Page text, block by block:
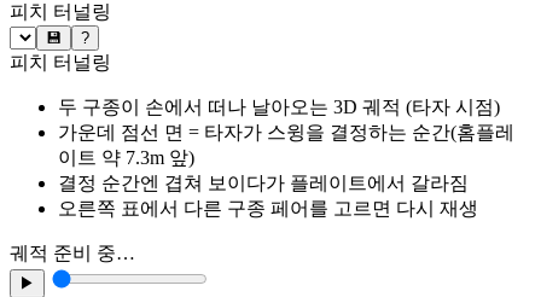
피치 터널링
💾 ?
피치 터널링
두 구종이 손에서 떠나 날아오는 3D 궤적 (타자 시점)
가운데 점선 면 = 타자가 스윙을 결정하는 순간(홈플레
이트 약 7.3m 앞)
결정 순간엔 겹쳐 보이다가 플레이트에서 갈라짐
오른쪽 표에서 다른 구종 페어를 고르면 다시 재생
궤적 준비 중…
▶